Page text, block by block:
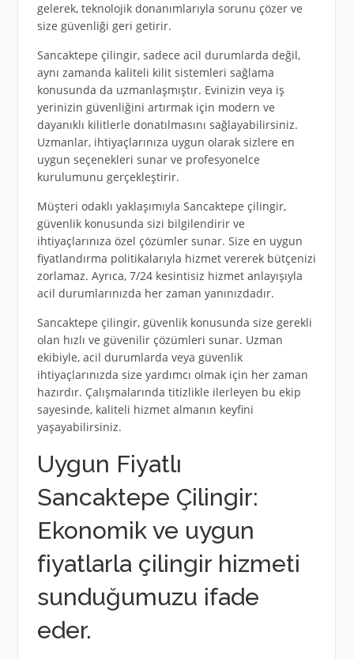
gelerek, teknolojik donanımlarıyla sorunu çözer ve
size güvenliği geri getirir.
Sancaktepe çilingir, sadece acil durumlarda değil,
aynı zamanda kaliteli kilit sistemleri sağlama
konusunda da uzmanlaşmıştır. Evinizin veya iş
yerinizin güvenliğini artırmak için modern ve
dayanıklı kilitlerle donatılmasını sağlayabilirsiniz.
Uzmanlar, ihtiyaçlarınıza uygun olarak sizlere en
uygun seçenekleri sunar ve profesyonelce
kurulumunu gerçekleştirir.
Müşteri odaklı yaklaşımıyla Sancaktepe çilingir,
güvenlik konusunda sizi bilgilendirir ve
ihtiyaçlarınıza özel çözümler sunar. Size en uygun
fiyatlandırma politikalarıyla hizmet vererek bütçenizi
zorlamaz. Ayrıca, 7/24 kesintisiz hizmet anlayışıyla
acil durumlarınızda her zaman yanınızdadır.
Sancaktepe çilingir, güvenlik konusunda size gerekli
olan hızlı ve güvenilir çözümleri sunar. Uzman
ekibiyle, acil durumlarda veya güvenlik
ihtiyaçlarınızda size yardımcı olmak için her zaman
hazırdır. Çalışmalarında titizlikle ilerleyen bu ekip
sayesinde, kaliteli hizmet almanın keyfini
yaşayabilirsiniz.
Uygun Fiyatlı
Sancaktepe Çilingir:
Ekonomik ve uygun
fiyatlarla çilingir hizmeti
sunduğumuzu ifade
eder.